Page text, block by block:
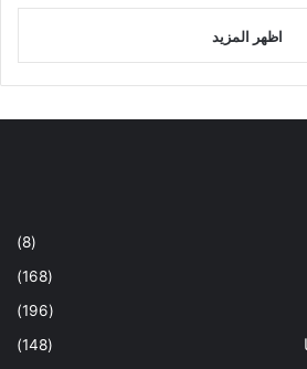
اظهر المزيد
(8)
(168)
(196)
(148)